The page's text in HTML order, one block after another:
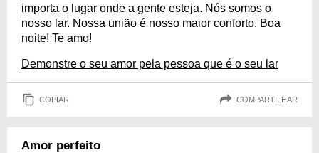
importa o lugar onde a gente esteja. Nós somos o
nosso lar. Nossa união é nosso maior conforto. Boa
noite! Te amo!
Demonstre o seu amor pela pessoa que é o seu lar
COPIAR COMPARTILHAR
Amor perfeito